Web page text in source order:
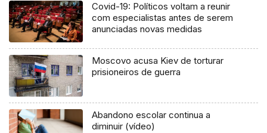
Covid-19: Políticos voltam a reunir
com especialistas antes de serem
anunciadas novas medidas
Moscovo acusa Kiev de torturar
prisioneiros de guerra
Abandono escolar continua a
diminuir (vídeo)